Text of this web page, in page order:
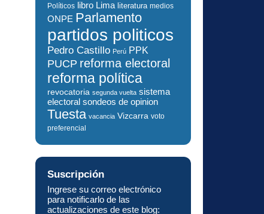
Políticos libro Lima literatura medios
ONPE Parlamento
partidos politicos
Pedro Castillo Perú PPK
PUCP reforma electoral
reforma política
revocatoria segunda vuelta sistema
electoral sondeos de opinion
Tuesta vacancia Vizcarra voto
preferencial
Suscripción
Ingrese su correo electrónico
para notificarlo de las
actualizaciones de este blog: